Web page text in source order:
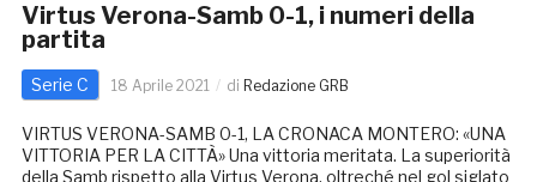
Virtus Verona-Samb 0-1, i numeri della
partita
Serie C 18 Aprile 2021 di Redazione GRB
VIRTUS VERONA-SAMB 0-1, LA CRONACA MONTERO: «UNA
VITTORIA PER LA CITTÀ» Una vittoria meritata. La superiorità
della Samb rispetto alla Virtus Verona, oltreché nel gol siglato